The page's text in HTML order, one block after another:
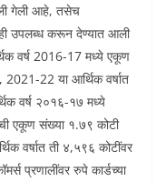
गेली आहे, तसेच
उपलब्ध करून देण्यात आली
वर्ष 2016-17 मध्ये एकूण
2021-22 या आर्थिक वर्षात
वर्ष २०१६-१७ मध्ये
एकूण संख्या १.७९ कोटी
वर्षात ती ४,५९६ कोटींवर
प्रणालींवर रुपे कार्डच्या